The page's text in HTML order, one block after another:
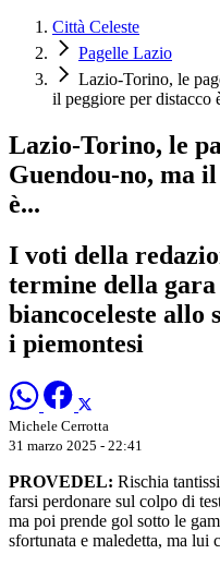
Città Celeste
Pagelle Lazio
Lazio-Torino, le
il peggiore per distacco
Lazio-Torino, le
Guendou-no, ma
è...
I voti della
termine della
biancoceleste allo
i piemontesi
Michele Cerrotta
31 marzo 2025 - 22:41
PROVEDEL: Rischia
farsi perdonare sul colpo di
ma poi prende gol sotto le
sfortunata e maledetta, ma lui